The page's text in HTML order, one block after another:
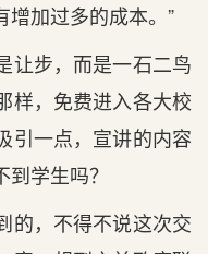
加过多的成本。”
让步，而是一石二鸟
样，免费进入各大校
引一点，宣讲的内容
学生吗？
的，不得不说这次交